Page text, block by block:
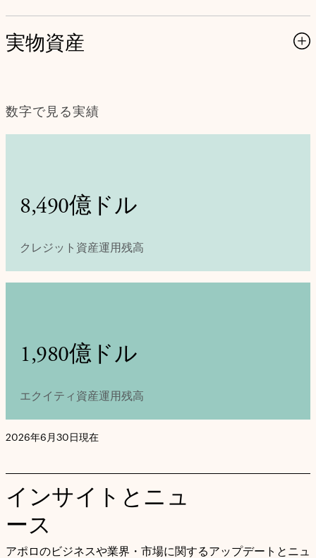
実物資産
数字で見る実績
8,490億ドル
クレジット資産運用残高
1,980億ドル
エクイティ資産運用残高
2026年6月30日現在
インサイトとニュ
ース
アポロのビジネスや業界・市場に関するアップデートとニュ